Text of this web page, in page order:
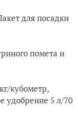
для посадки
помета и
кубометр,
удобрение 5 л/70